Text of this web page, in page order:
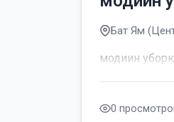
Бат Ям
модиин
0